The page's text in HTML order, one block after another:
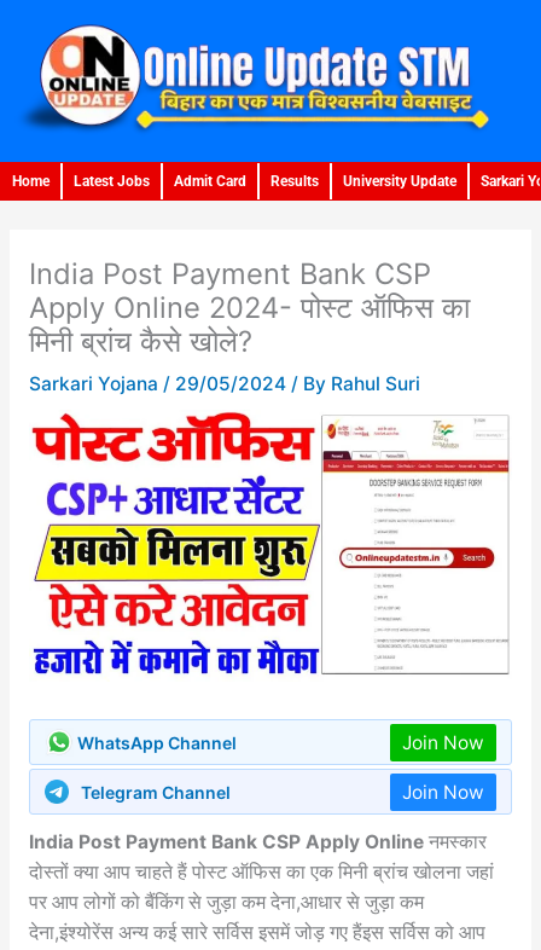
content
Home Latest Jobs Admit Card Results University Update Sarkari
India Post Payment Bank CSP
Apply Online 2024- पोस्ट ऑफिस का
मिनी ब्रांच कैसे खोले?
Sarkari Yojana / 29/05/2024 / By Rahul Suri
WhatsApp Channel Join Now
Telegram Channel Join Now
India Post Payment Bank CSP Apply Online नमस्कार
दोस्तों क्या आप चाहते हैं पोस्ट ऑफिस का एक मिनी ब्रांच खोलना जहां
पर आप लोगों को बैंकिंग से जुड़ा कम देना,आधार से जुड़ा कम
देना,इंश्योरेंस अन्य कई सारे सर्विस इसमें जोड़ गए हैंइस सर्विस को आप